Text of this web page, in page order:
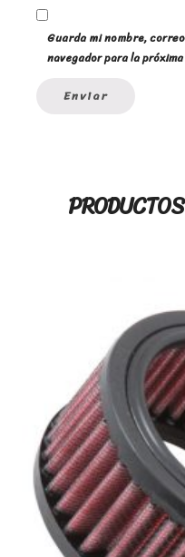
Guarda mi nombre,
navegador para la